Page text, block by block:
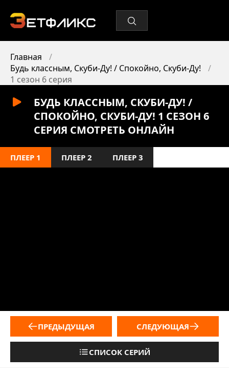
Главная
Будь классным, Скуби-Ду! / Спокойно, Скуби-Ду!
1 сезон 6 серия
БУДЬ КЛАССНЫМ, СКУБИ-ДУ! /
СПОКОЙНО, СКУБИ-ДУ! 1 СЕЗОН 6
СЕРИЯ СМОТРЕТЬ ОНЛАЙН
ПЛЕЕР 1 ПЛЕЕР 2 ПЛЕЕР 3
ПРЕДЫДУЩАЯ
СПИСОК СЕРИЙ
СЛЕДУЮЩАЯ